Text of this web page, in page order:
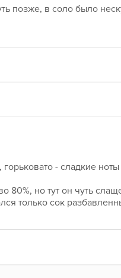
позже, в соло было
- сладкие ноты
80%, но тут он чуть
только сок